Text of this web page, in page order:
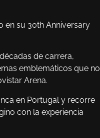
en su 30th Anniversary
de carrera,
emblemáticos que no
Arena.
en Portugal y recorre
con la experiencia